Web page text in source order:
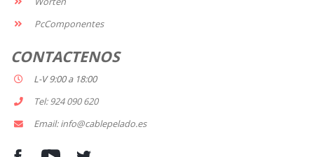
PcComponentes
CONTACTENOS
L-V 9:00 a 18:00
Tel: 924 090 620
Email: info@cablepelado.es